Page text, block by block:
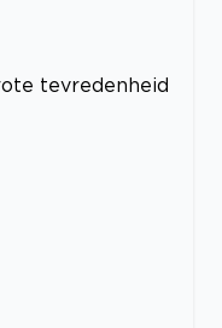
tevredenheid